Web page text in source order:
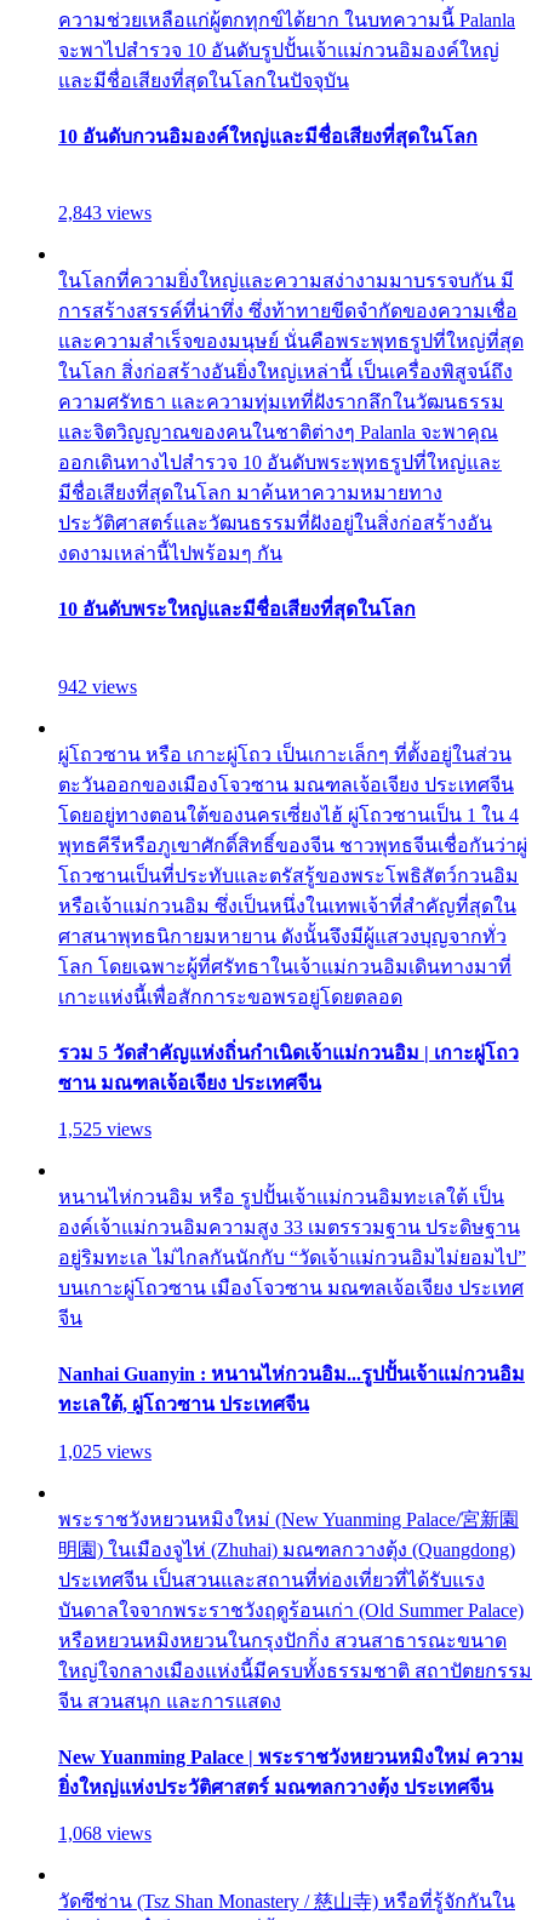
ความช่วยเหลือแก่ผู้ตกทุกข์ได้ยาก ในบทความนี้ Palanla
จะพาไปสำรวจ 10 อันดับรูปปั้นเจ้าแม่กวนอิมองค์ใหญ่
และมีชื่อเสียงที่สุดในโลกในปัจจุบัน
10 อันดับกวนอิมองค์ใหญ่และมีชื่อเสียงที่สุดในโลก
2,843 views
ในโลกที่ความยิ่งใหญ่และความสง่างามมาบรรจบกัน มี
การสร้างสรรค์ที่น่าทึ่ง ซึ่งท้าทายขีดจำกัดของความเชื่อ
และความสำเร็จของมนุษย์ นั่นคือพระพุทธรูปที่ใหญ่ที่สุด
ในโลก สิ่งก่อสร้างอันยิ่งใหญ่เหล่านี้ เป็นเครื่องพิสูจน์ถึง
ความศรัทธา และความทุ่มเทที่ฝังรากลึกในวัฒนธรรม
และจิตวิญญาณของคนในชาติต่างๆ Palanla จะพาคุณ
ออกเดินทางไปสำรวจ 10 อันดับพระพุทธรูปที่ใหญ่และ
มีชื่อเสียงที่สุดในโลก มาค้นหาความหมายทาง
ประวัติศาสตร์และวัฒนธรรมที่ฝังอยู่ในสิ่งก่อสร้างอัน
งดงามเหล่านี้ไปพร้อมๆ กัน
10 อันดับพระใหญ่และมีชื่อเสียงที่สุดในโลก
942 views
ผู่โถวซาน หรือ เกาะผู่โถว เป็นเกาะเล็กๆ ที่ตั้งอยู่ในส่วน
ตะวันออกของเมืองโจวซาน มณฑลเจ้อเจียง ประเทศจีน
โดยอยู่ทางตอนใต้ของนครเซี่ยงไฮ้ ผู่โถวซานเป็น 1 ใน 4
พุทธคีรีหรือภูเขาศักดิ์สิทธิ์ของจีน ชาวพุทธจีนเชื่อกันว่าผู่
โถวซานเป็นที่ประทับและตรัสรู้ของพระโพธิสัตว์กวนอิม
หรือเจ้าแม่กวนอิม ซึ่งเป็นหนึ่งในเทพเจ้าที่สำคัญที่สุดใน
ศาสนาพุทธนิกายมหายาน ดังนั้นจึงมีผู้แสวงบุญจากทั่ว
โลก โดยเฉพาะผู้ที่ศรัทธาในเจ้าแม่กวนอิมเดินทางมาที่
เกาะแห่งนี้เพื่อสักการะขอพรอยู่โดยตลอด
รวม 5 วัดสำคัญแห่งถิ่นกำเนิดเจ้าแม่กวนอิม | เกาะผู่โถว
ซาน มณฑลเจ้อเจียง ประเทศจีน
1,525 views
หนานไห่กวนอิม หรือ รูปปั้นเจ้าแม่กวนอิมทะเลใต้ เป็น
องค์เจ้าแม่กวนอิมความสูง 33 เมตรรวมฐาน ประดิษฐาน
อยู่ริมทะเล ไม่ไกลกันนักกับ “วัดเจ้าแม่กวนอิมไม่ยอมไป”
บนเกาะผู่โถวซาน เมืองโจวซาน มณฑลเจ้อเจียง ประเทศ
จีน
Nanhai Guanyin : หนานไห่กวนอิม...รูปปั้นเจ้าแม่กวนอิม
ทะเลใต้, ผู่โถวซาน ประเทศจีน
1,025 views
พระราชวังหยวนหมิงใหม่ (New Yuanming Palace/宮新園
明園) ในเมืองจูไห่ (Zhuhai) มณฑลกวางตุ้ง (Quangdong)
ประเทศจีน เป็นสวนและสถานที่ท่องเที่ยวที่ได้รับแรง
บันดาลใจจากพระราชวังฤดูร้อนเก่า (Old Summer Palace)
หรือหยวนหมิงหยวนในกรุงปักกิ่ง สวนสาธารณะขนาด
ใหญ่ใจกลางเมืองแห่งนี้มีครบทั้งธรรมชาติ สถาปัตยกรรม
จีน สวนสนุก และการแสดง
New Yuanming Palace | พระราชวังหยวนหมิงใหม่ ความ
ยิ่งใหญ่แห่งประวัติศาสตร์ มณฑลกวางตุ้ง ประเทศจีน
1,068 views
วัดซีซ่าน (Tsz Shan Monastery / 慈山寺) หรือที่รู้จักกันใน